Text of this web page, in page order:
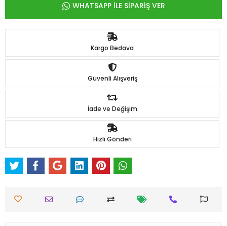
WHATSAPP İLE SİPARİŞ VER
Kargo Bedava
Güvenli Alışveriş
İade ve Değişim
Hızlı Gönderi